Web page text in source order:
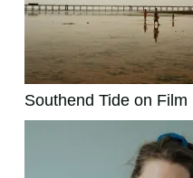
Southend Tide on Film